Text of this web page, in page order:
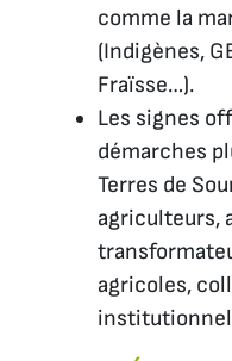
comme la
(Indigènes,
Fraïsse…).
Les signes
démarches
Terres de
agriculteurs,
agricoles,